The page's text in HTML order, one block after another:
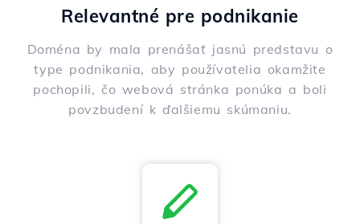
Relevantné pre podnikanie
Doména by mala prenášať jasnú predstavu o
type podnikania, aby používatelia okamžite
pochopili, čo webová stránka ponúka a boli
povzbudení k ďalšiemu skúmaniu.